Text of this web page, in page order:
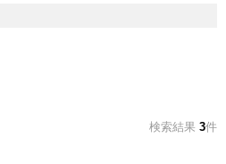
検索結果 3件